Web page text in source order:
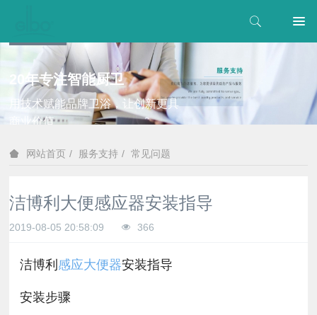
20年专注智能厨卫
用技术赋能品牌卫浴，让创新更具
商业价值
网站首页 服务支持 常见问题
洁博利大便感应器安装指导
2019-08-05 20:58:09 366
洁博利 感应大便器安装指导
安装步骤